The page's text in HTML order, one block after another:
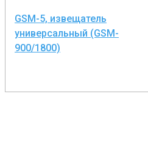
GSM-5, извещатель
универсальный (GSM-
900/1800)